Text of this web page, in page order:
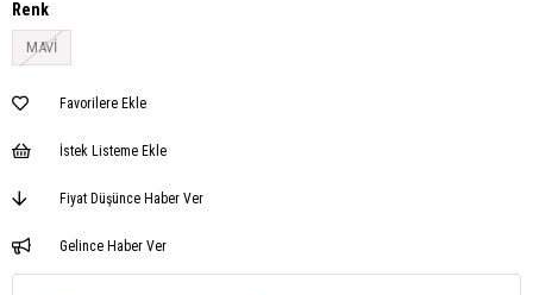
Renk
MAVİ
Favorilere Ekle
İstek Listeme Ekle
Fiyat Düşünce Haber Ver
Gelince Haber Ver